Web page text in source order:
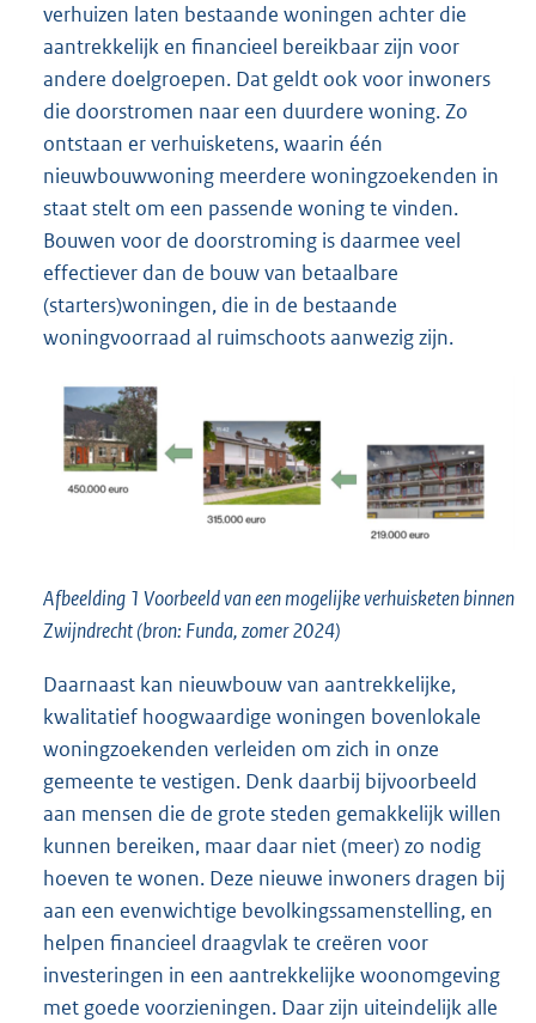
verhuizen laten bestaande woningen achter die
aantrekkelijk en financieel bereikbaar zijn voor
andere doelgroepen. Dat geldt ook voor inwoners
die doorstromen naar een duurdere woning. Zo
ontstaan er verhuisketens, waarin één
nieuwbouwwoning meerdere woningzoekenden in
staat stelt om een passende woning te vinden.
Bouwen voor de doorstroming is daarmee veel
effectiever dan de bouw van betaalbare
(starters)woningen, die in de bestaande
woningvoorraad al ruimschoots aanwezig zijn.
Afbeelding 1 Voorbeeld van een mogelijke verhuisketen binnen
Zwijndrecht (bron: Funda, zomer 2024)
Daarnaast kan nieuwbouw van aantrekkelijke,
kwalitatief hoogwaardige woningen bovenlokale
woningzoekenden verleiden om zich in onze
gemeente te vestigen. Denk daarbij bijvoorbeeld
aan mensen die de grote steden gemakkelijk willen
kunnen bereiken, maar daar niet (meer) zo nodig
hoeven te wonen. Deze nieuwe inwoners dragen bij
aan een evenwichtige bevolkingssamenstelling, en
helpen financieel draagvlak te creëren voor
investeringen in een aantrekkelijke woonomgeving
met goede voorzieningen. Daar zijn uiteindelijk alle